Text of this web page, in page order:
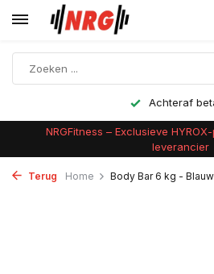
Achteraf
NRGFitness – Exclusieve
leverancier
Terug Home Body Bar 6 kg - Blauw